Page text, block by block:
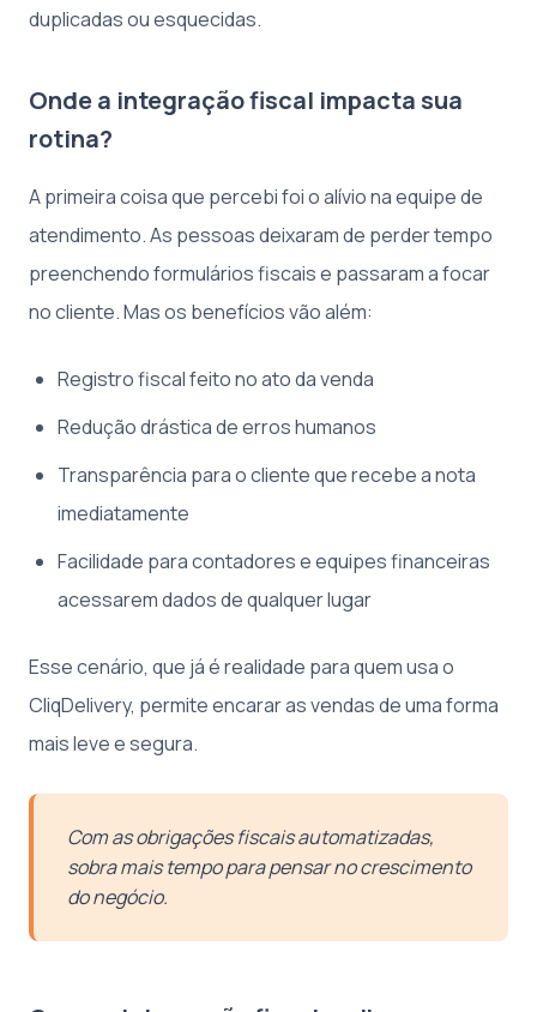
duplicadas ou esquecidas.
Onde a integração fiscal impacta sua
rotina?
A primeira coisa que percebi foi o alívio na equipe de
atendimento. As pessoas deixaram de perder tempo
preenchendo formulários fiscais e passaram a focar
no cliente. Mas os benefícios vão além:
Registro fiscal feito no ato da venda
Redução drástica de erros humanos
Transparência para o cliente que recebe a nota
imediatamente
Facilidade para contadores e equipes financeiras
acessarem dados de qualquer lugar
Esse cenário, que já é realidade para quem usa o
CliqDelivery, permite encarar as vendas de uma forma
mais leve e segura.
Com as obrigações fiscais automatizadas,
sobra mais tempo para pensar no crescimento
do negócio.